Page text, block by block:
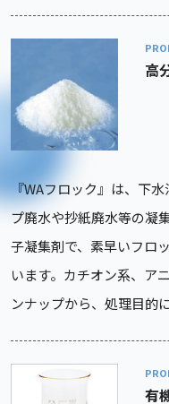
高
『WAフロック』は、下
プ廃水や抄紙廃水等の凝
子凝集剤で、素早いフロ
います。カチオン系、ア
ンナップから、処理目的
有